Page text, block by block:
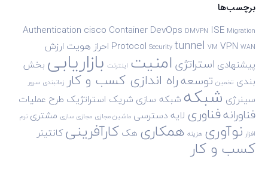
برچسب‌ها
Authentication cisco ContainerDevOps DMVPN ISE Migration
Protocol Security tunnel VM VPN WAN احراز هویت ارزش
پیشنهادی استراتژی امنیت اینترنت بازاریابیبخش
بندی تخمین توسعهراه اندازی کسب و کار زمانبندی سرور
سینرژی شبکه شبکه سازی شریک استراتژیک طرح عملیات
فناورانهفناوری لایه دسترسی ماشین مجازی مجازی سازی مشتری نرم
افزار نوآوری هزینه همکاری هککارآفرینیکانتینر
کسب و کار